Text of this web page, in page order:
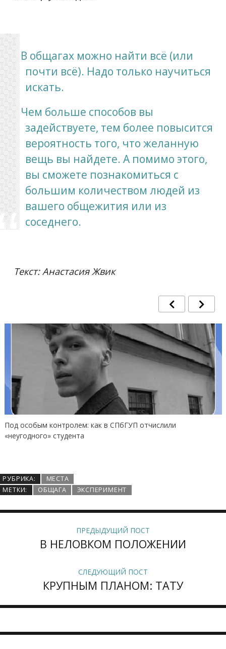
В общагах можно найти всё (или
почти всё). Надо только научиться
искать.
Чем больше способов вы
задействуете, тем более повысится
вероятность того, что желанную
вещь вы найдете. А помимо этого,
вы сможете познакомиться с
большим количеством людей из
вашего общежития или из
соседнего.
Текст: Анастасия Жвик
По стопам: путеводитель по Будапешту
РУБРИКА:
МЕСТА
МЕТКИ:
ОБЩАГА ЭКСПЕРИМЕНТ
ПРЕДЫДУЩИЙ ПОСТ
В НЕЛОВКОМ ПОЛОЖЕНИИ
СЛЕДУЮЩИЙ ПОСТ
КРУПНЫМ ПЛАНОМ: ТАТУ